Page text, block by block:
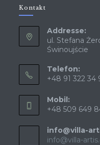
Kontakt
Addresse:
ul. Stefana
Świnoujście
Telefon:
+48 91 322 34
Mobil:
+48 509 649
info@villa-
info@villa-